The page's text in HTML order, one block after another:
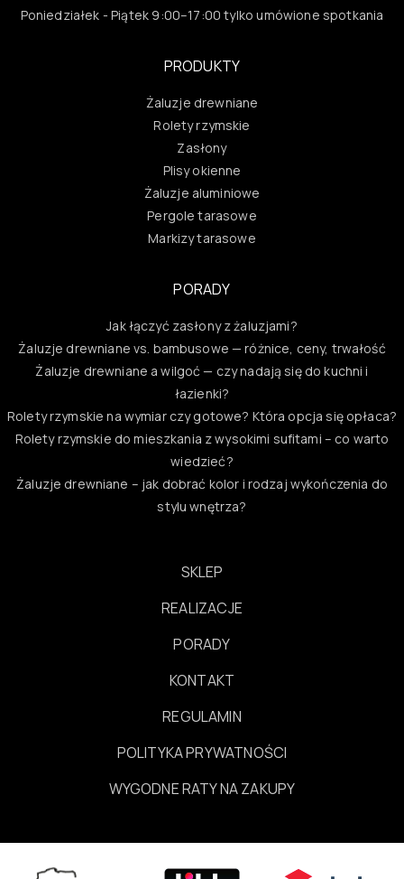
Poniedziałek - Piątek 9:00–17:00 tylko umówione spotkania
PRODUKTY
Żaluzje drewniane
Rolety rzymskie
Zasłony
Plisy okienne
Żaluzje aluminiowe
Pergole tarasowe
Markizy tarasowe
PORADY
Jak łączyć zasłony z żaluzjami?
Żaluzje drewniane vs. bambusowe — różnice, ceny, trwałość
Żaluzje drewniane a wilgoć — czy nadają się do kuchni i
łazienki?
Rolety rzymskie na wymiar czy gotowe? Która opcja się opłaca?
Rolety rzymskie do mieszkania z wysokimi sufitami – co warto
wiedzieć?
Żaluzje drewniane – jak dobrać kolor i rodzaj wykończenia do
stylu wnętrza?
SKLEP
REALIZACJE
PORADY
KONTAKT
REGULAMIN
POLITYKA PRYWATNOŚCI
WYGODNE RATY NA ZAKUPY